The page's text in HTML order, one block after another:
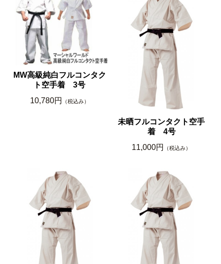
MW高級純白フルコンタク
ト空手着 3号
10,780円
（税込み）
未晒フルコンタクト空手
着 4号
11,000円
（税込み）